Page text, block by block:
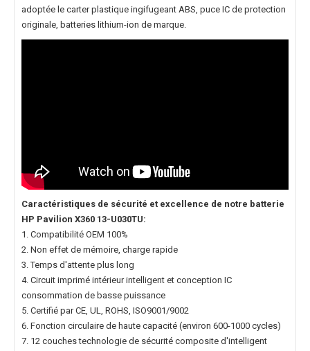
adoptée le carter plastique ingifugeant ABS, puce IC de protection
originale, batteries lithium-ion de marque.
Caractéristiques de sécurité et excellence de notre batterie
HP Pavilion X360 13-U030TU:
1. Compatibilité OEM 100%
2. Non effet de mémoire, charge rapide
3. Temps d'attente plus long
4. Circuit imprimé intérieur intelligent et conception IC
consommation de basse puissance
5. Certifié par CE, UL, ROHS, ISO9001/9002
6. Fonction circulaire de haute capacité (environ 600-1000 cycles)
7. 12 couches technologie de sécurité composite d'intelligent